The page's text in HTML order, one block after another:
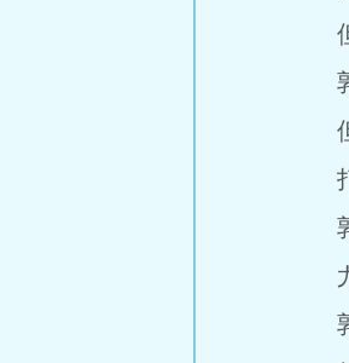
但
郭
但
打
郭
尤
郭